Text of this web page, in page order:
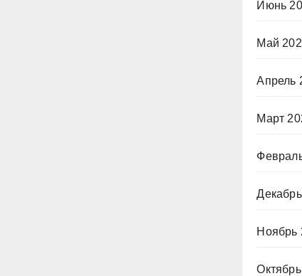
Июнь
Май
Апрель
Март
Ноябрь